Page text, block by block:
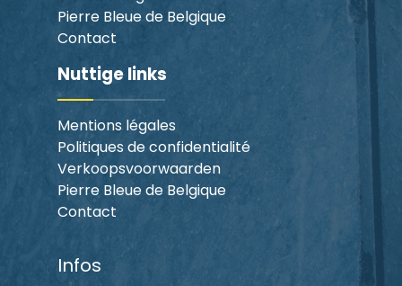
Pierre Bleue de Belgique
Contact
Nuttige links
Mentions légales
Politiques de confidentialité
Verkoopsvoorwaarden
Pierre Bleue de Belgique
Contact
Infos